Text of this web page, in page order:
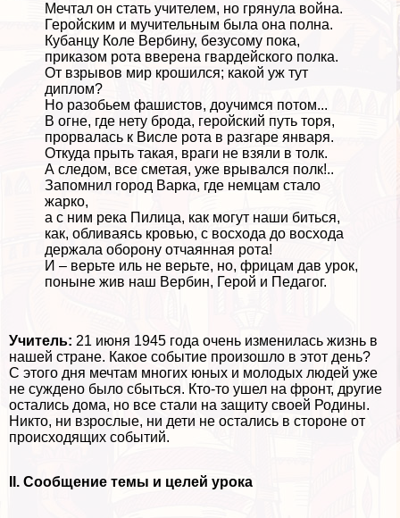
Мечтал он стать учителем, но грянула война.
Геройским и мучительным была она полна.
Кубанцу Коле Вербину, безусому пока,
приказом рота вверена гвардейского полка.
От взрывов мир крошился; какой уж тут
диплом?
Но разобьем фашистов, доучимся потом...
В огне, где нету брода, геройский путь торя,
прорвалась к Висле рота в разгаре января.
Откуда прыть такая, враги не взяли в толк.
А следом, все сметая, уже врывался полк!..
Запомнил город Варка, где немцам стало
жарко,
а с ним река Пилица, как могут наши биться,
как, обливаясь кровью, с восхода до восхода
держала оборону отчаянная рота!
И – верьте иль не верьте, но, фрицам дав урок,
поныне жив наш Вербин, Герой и Педагог.
Учитель: 21 июня 1945 года очень изменилась жизнь в
нашей стране. Какое событие произошло в этот день?
С этого дня мечтам многих юных и молодых людей уже
не суждено было сбыться. Кто-то ушел на фронт, другие
остались дома, но все стали на защиту своей Родины.
Никто, ни взрослые, ни дети не остались в стороне от
происходящих событий.
II. Сообщение темы и целей урока